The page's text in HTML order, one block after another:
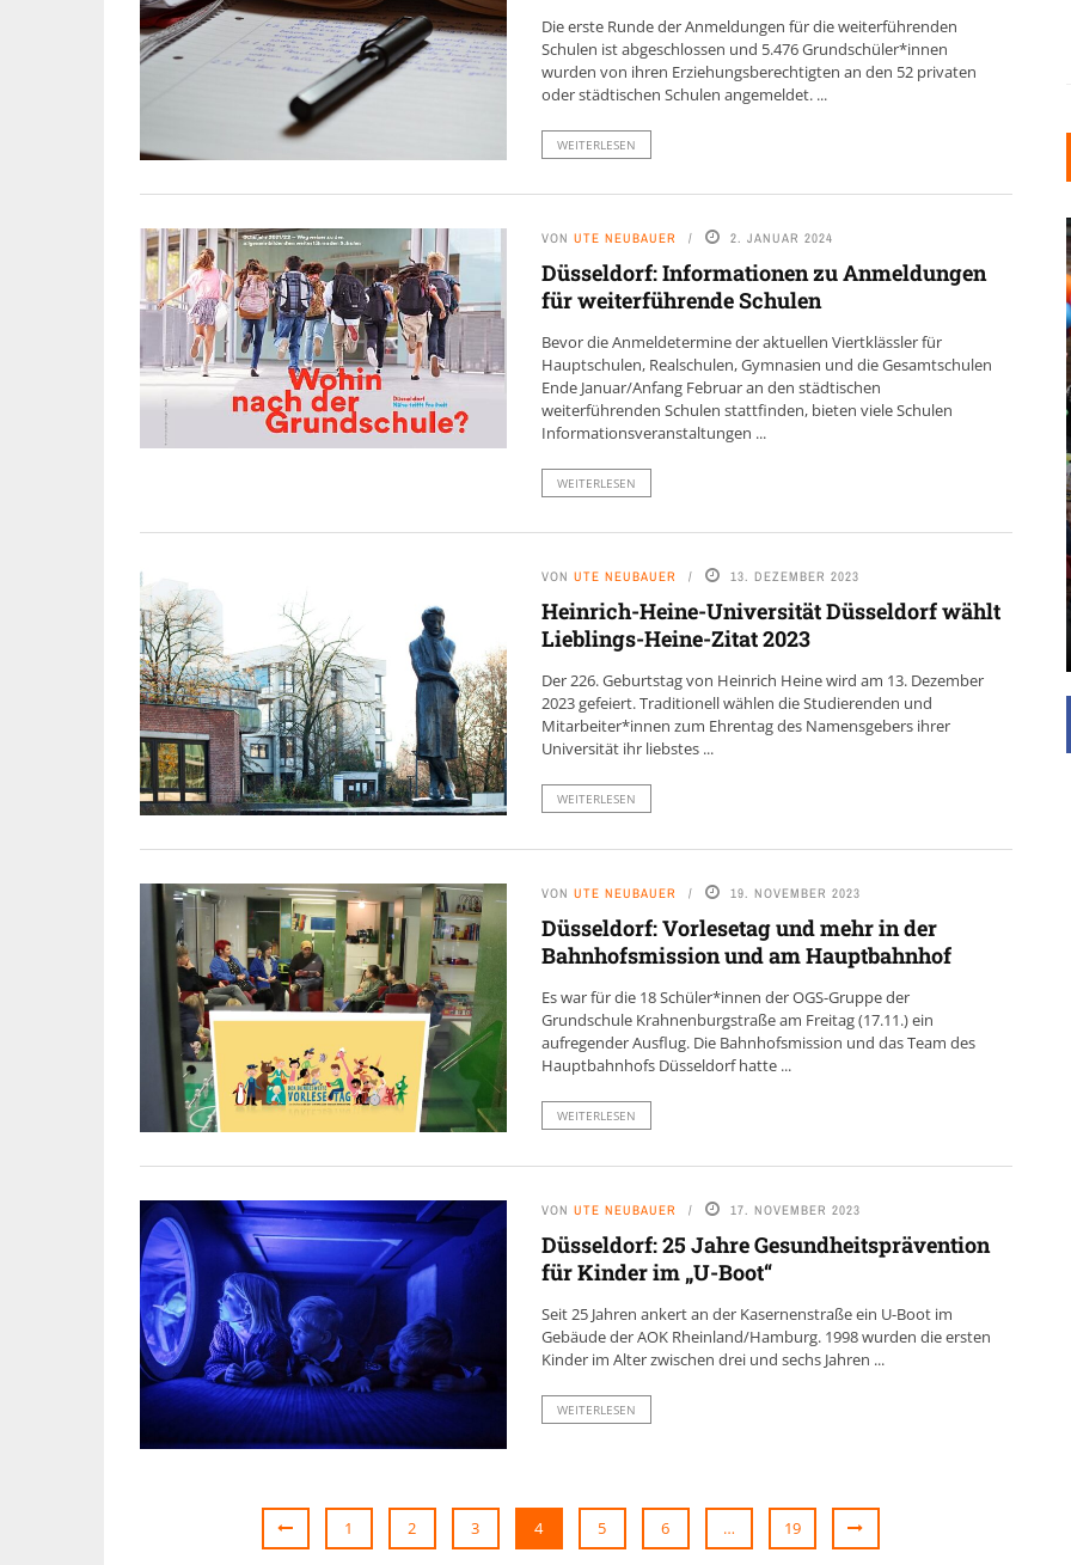
Die erste Runde der Anmeldungen für die weiterführenden
Schulen ist abgeschlossen und 5.476 Grundschüler*innen
wurden von ihren Erziehungsberechtigten an den 52 privaten
oder städtischen Schulen angemeldet. ...
WEITERLESEN
VON UTE NEUBAUER 2. JANUAR 2024
Düsseldorf: Informationen zu Anmeldungen
für weiterführende Schulen
Bevor die Anmeldetermine der aktuellen Viertklässler für
Hauptschulen, Realschulen, Gymnasien und die Gesamtschulen
Ende Januar/Anfang Februar an den städtischen
weiterführenden Schulen stattfinden, bieten viele Schulen
Informationsveranstaltungen ...
WEITERLESEN
VON UTE NEUBAUER 13. DEZEMBER 2023
Heinrich-Heine-Universität Düsseldorf wählt
Lieblings-Heine-Zitat 2023
Der 226. Geburtstag von Heinrich Heine wird am 13. Dezember
2023 gefeiert. Traditionell wählen die Studierenden und
Mitarbeiter*innen zum Ehrentag des Namensgebers ihrer
Universität ihr liebstes ...
WEITERLESEN
VON UTE NEUBAUER 19. NOVEMBER 2023
Düsseldorf: Vorlesetag und mehr in der
Bahnhofsmission und am Hauptbahnhof
Es war für die 18 Schüler*innen der OGS-Gruppe der
Grundschule Krahnenburgstraße am Freitag (17.11.) ein
aufregender Ausflug. Die Bahnhofsmission und das Team des
Hauptbahnhofs Düsseldorf hatte ...
WEITERLESEN
VON UTE NEUBAUER 17. NOVEMBER 2023
Düsseldorf: 25 Jahre Gesundheitsprävention
für Kinder im „U-Boot“
Seit 25 Jahren ankert an der Kasernenstraße ein U-Boot im
Gebäude der AOK Rheinland/Hamburg. 1998 wurden die ersten
Kinder im Alter zwischen drei und sechs Jahren ...
WEITERLESEN
1 2 3 4 5 6 … 19
INDUSTRIELLER CHIC: WIE
KUNSTSTOFFFENSTER DEN
LOFT-STIL IN IHREM
Werkshallen des Industriezeitalters. Die Basis für
mit rustikalen Elementen und großen
Fensterflächen. Wie so vieles wurde ...